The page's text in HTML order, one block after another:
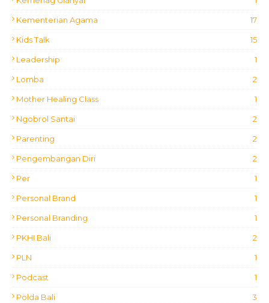
Kementerian Agama 17
Kids Talk 15
Leadership 1
Lomba 2
Mother Healing Class 1
Ngobrol Santai 2
Parenting 2
Pengembangan Diri 2
Per 1
Personal Brand 1
Personal Branding 1
PKHI Bali 2
PLN 1
Podcast 1
Polda Bali 3